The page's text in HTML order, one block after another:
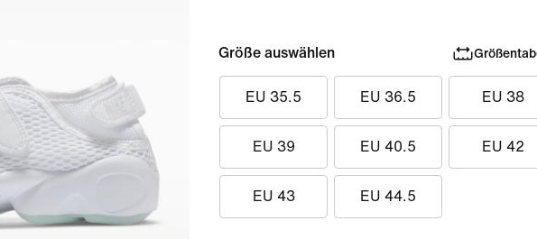
Größe auswählen
EU 35.5 EU 36.5 EU 38
EU 39 EU 40.5 EU 42
EU 43 EU 44.5